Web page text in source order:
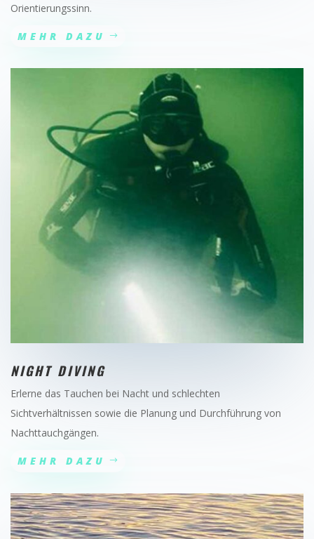
Orientierungssinn.
MEHR DAZU
NIGHT DIVING
Erlerne das Tauchen bei Nacht und schlechten
Sichtverhältnissen sowie die Planung und Durchführung von
Nachttauchgängen.
MEHR DAZU